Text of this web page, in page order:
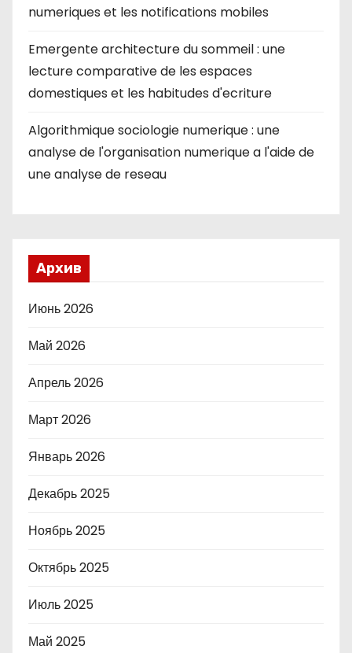
numeriques et les notifications mobiles
Emergente architecture du sommeil : une
lecture comparative de les espaces
domestiques et les habitudes d'ecriture
Algorithmique sociologie numerique : une
analyse de l'organisation numerique a l'aide de
une analyse de reseau
Архив
Июнь 2026
Май 2026
Апрель 2026
Март 2026
Январь 2026
Декабрь 2025
Ноябрь 2025
Октябрь 2025
Июль 2025
Май 2025